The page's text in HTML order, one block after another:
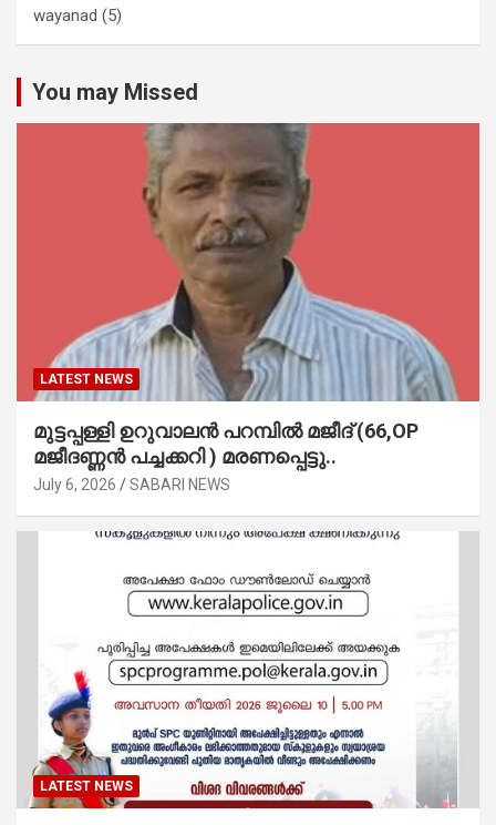
wayanad (5)
You may Missed
LATEST NEWS
മുട്ടപ്പള്ളി ഉറുവാലൻ പറമ്പിൽ മജീദ് (66,OP
മജീദണ്ണൻ പച്ചക്കറി ) മരണപ്പെട്ടു..
July 6, 2026 SABARI NEWS
LATEST NEWS